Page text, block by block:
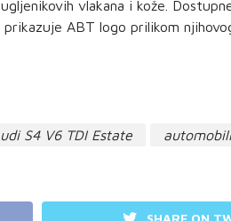
vlakana i kože.
ABT logo prilikom
S4 V6 TDI Estate automobili